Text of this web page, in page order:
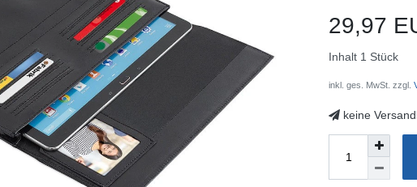
29,97
Inhalt 1 Stück
inkl. ges. MwSt. zzgl.
keine